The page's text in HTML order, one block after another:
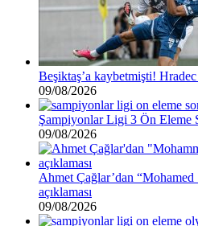
Beşiktaş’a kaybetmişti!
09/08/2026
Şampiyonlar Ligi 3 Ön Eleme
09/08/2026
Ahmet Çağlar’dan “Mohamed
açıklaması
09/08/2026